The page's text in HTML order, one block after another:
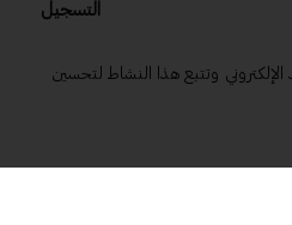
التسجيل
الإلكتروني وتتبع هذا النشاط لتحسين